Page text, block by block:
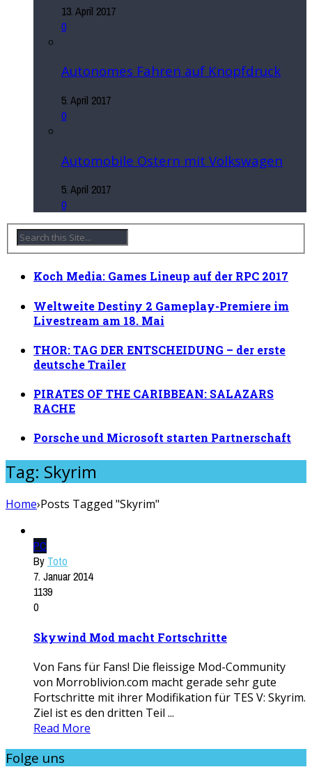
13. April 2017
0
Autonomes Fahren auf Knopfdruck
5. April 2017
0
Automobile Ostern mit Volkswagen
5. April 2017
0
Koch Media: Games Lineup auf der RPC 2017
Weltweite Destiny 2 Gameplay-Premiere im
Livestream am 18. Mai
THOR: TAG DER ENTSCHEIDUNG – der erste
deutsche Trailer
PIRATES OF THE CARIBBEAN: SALAZARS
RACHE
Porsche und Microsoft starten Partnerschaft
Tag: Skyrim
Home›Posts Tagged "Skyrim"
PC
By Toto
7. Januar 2014
1139
0
Skywind Mod macht Fortschritte
Von Fans für Fans! Die fleissige Mod-Community
von Morroblivion.com macht gerade sehr gute
Fortschritte mit ihrer Modifikation für TES V: Skyrim.
Ziel ist es den dritten Teil ...
Read More
Folge uns